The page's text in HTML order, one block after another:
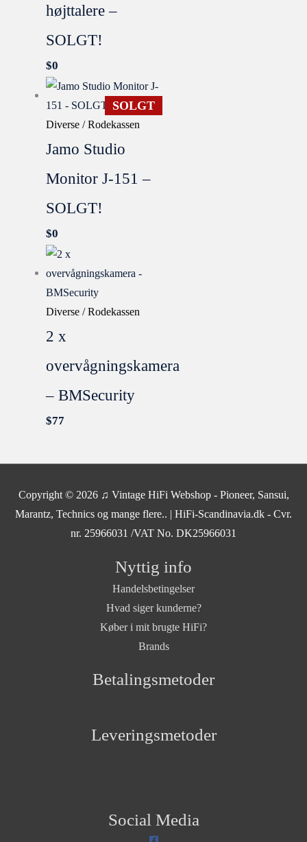
højttalere –
SOLGT!
$0
SOLGT
Diverse / Rodekassen
Jamo Studio
Monitor J-151 –
SOLGT!
$0
Diverse / Rodekassen
2 x
overvågningskamera
– BMSecurity
$77
Copyright © 2026 ♫ Vintage HiFi Webshop - Pioneer, Sansui,
Marantz, Technics og mange flere.. | HiFi-Scandinavia.dk - Cvr.
nr. 25966031 /VAT No. DK25966031
Nyttig info
Handelsbetingelser
Hvad siger kunderne?
Køber i mit brugte HiFi?
Brands
Betalingsmetoder
Leveringsmetoder
Social Media